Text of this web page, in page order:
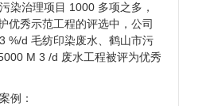
染治理项目 1000 多项之多，
优秀示范工程的评选中，公司
%/d 毛纺印染废水、鹤山市污
M 3 /d 废水工程被评为优秀
例：